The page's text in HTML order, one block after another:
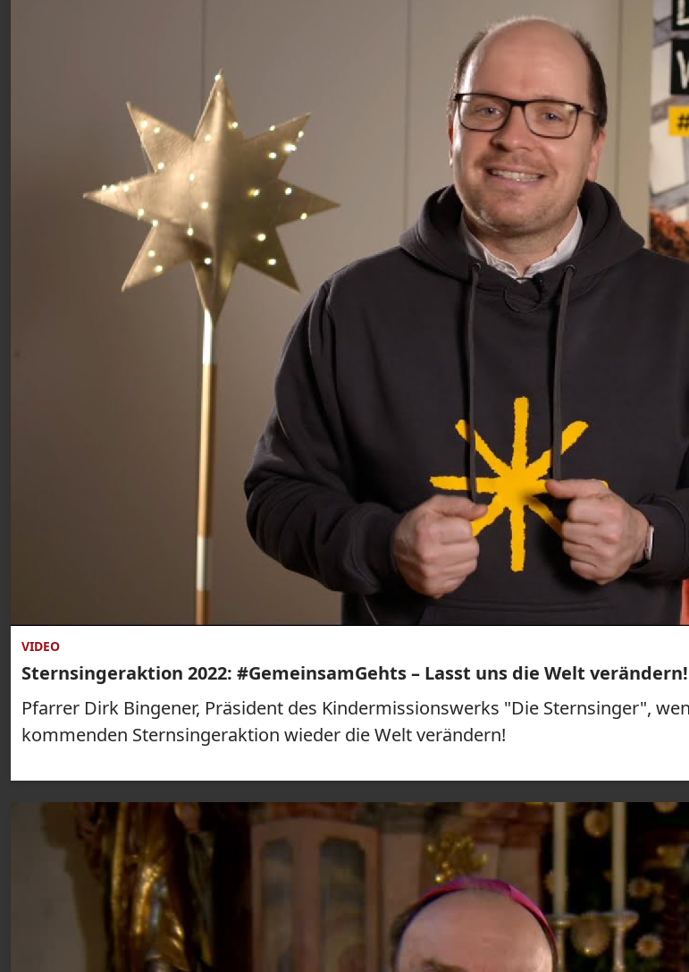
VIDEO
Sternsingeraktion 2022: #GemeinsamGehts – Lasst uns die Welt verändern!
Pfarrer Dirk Bingener, Präsident des Kindermissionswerks "Die Sternsinger",
kommenden Sternsingeraktion wieder die Welt verändern!